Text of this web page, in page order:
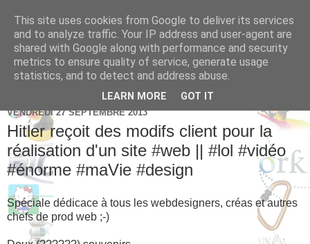
Brice Cornet: serial
entrepreneur hédoniste
VENDREDI 27 SEPTEMBRE 2013
Hitler reçoit des modifs client pour la
réalisation d'un site #web || #lol #vidéo
#énorme #maVie #design
Spéciale dédicace à tous les webdesigners, créas et autres
chefs de prod web ;-)
This site uses cookies from Google to deliver its services
and to analyze traffic. Your IP address and user-agent are
shared with Google along with performance and security
metrics to ensure quality of service, generate usage
statistics, and to detect and address abuse.
LEARN MORE GOT IT